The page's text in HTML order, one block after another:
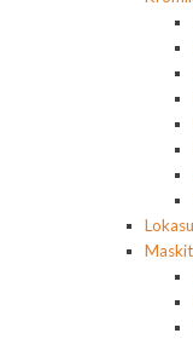
Maskit